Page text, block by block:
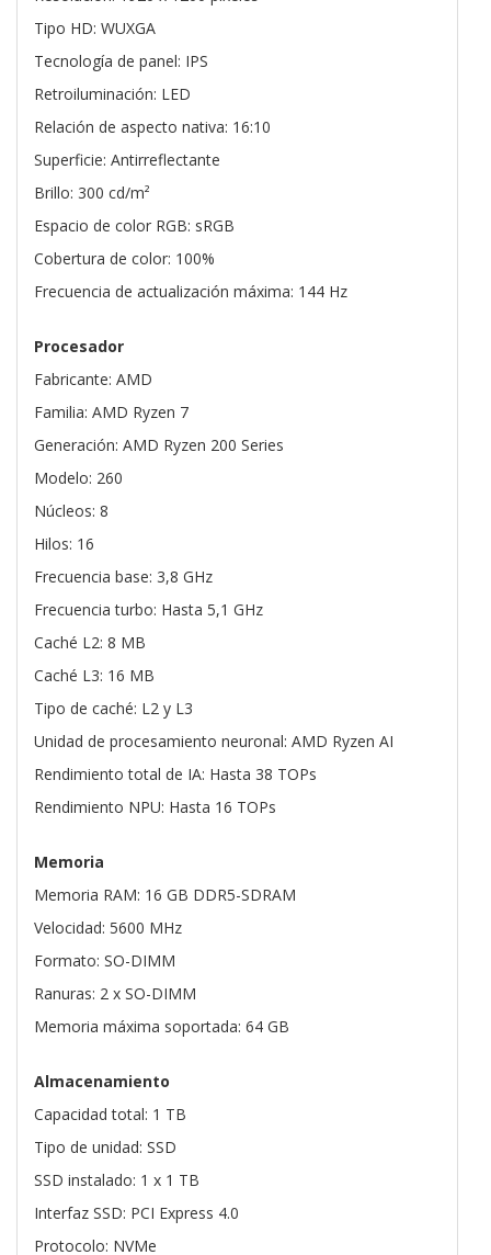
Tipo HD: WUXGA
Tecnología de panel: IPS
Retroiluminación: LED
Relación de aspecto nativa: 16:10
Superficie: Antirreflectante
Brillo: 300 cd/m²
Espacio de color RGB: sRGB
Cobertura de color: 100%
Frecuencia de actualización máxima: 144 Hz
Procesador
Fabricante: AMD
Familia: AMD Ryzen 7
Generación: AMD Ryzen 200 Series
Modelo: 260
Núcleos: 8
Hilos: 16
Frecuencia base: 3,8 GHz
Frecuencia turbo: Hasta 5,1 GHz
Caché L2: 8 MB
Caché L3: 16 MB
Tipo de caché: L2 y L3
Unidad de procesamiento neuronal: AMD Ryzen AI
Rendimiento total de IA: Hasta 38 TOPs
Rendimiento NPU: Hasta 16 TOPs
Memoria
Memoria RAM: 16 GB DDR5-SDRAM
Velocidad: 5600 MHz
Formato: SO-DIMM
Ranuras: 2 x SO-DIMM
Memoria máxima soportada: 64 GB
Almacenamiento
Capacidad total: 1 TB
Tipo de unidad: SSD
SSD instalado: 1 x 1 TB
Interfaz SSD: PCI Express 4.0
Protocolo: NVMe